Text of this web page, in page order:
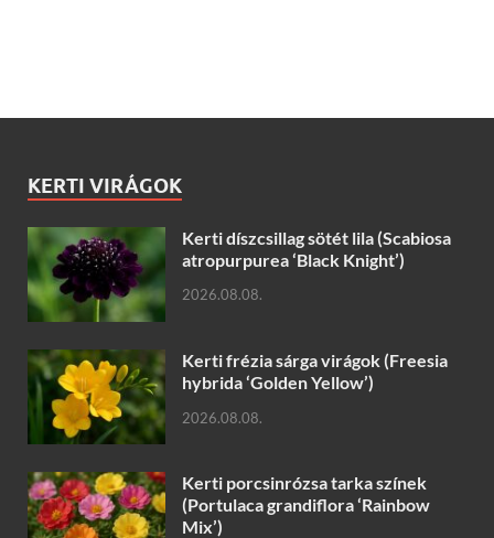
KERTI VIRÁGOK
Kerti díszcsillag sötét lila (Scabiosa
atropurpurea ‘Black Knight’)
2026.08.08.
Kerti frézia sárga virágok (Freesia
hybrida ‘Golden Yellow’)
2026.08.08.
Kerti porcsinrózsa tarka színek
(Portulaca grandiflora ‘Rainbow
Mix’)